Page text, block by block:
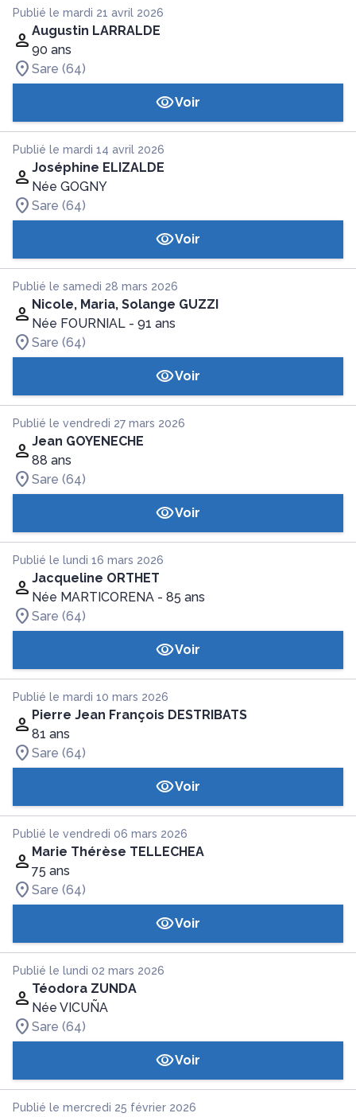
Publié le mardi 21 avril 2026
Augustin LARRALDE
90 ans
Sare (64)
Voir
Publié le mardi 14 avril 2026
Joséphine ELIZALDE
Née GOGNY
Sare (64)
Voir
Publié le samedi 28 mars 2026
Nicole, Maria, Solange GUZZI
Née FOURNIAL - 91 ans
Sare (64)
Voir
Publié le vendredi 27 mars 2026
Jean GOYENECHE
88 ans
Sare (64)
Voir
Publié le lundi 16 mars 2026
Jacqueline ORTHET
Née MARTICORENA - 85 ans
Sare (64)
Voir
Publié le mardi 10 mars 2026
Pierre Jean François DESTRIBATS
81 ans
Sare (64)
Voir
Publié le vendredi 06 mars 2026
Marie Thérèse TELLECHEA
75 ans
Sare (64)
Voir
Publié le lundi 02 mars 2026
Téodora ZUNDA
Née VICUÑA
Sare (64)
Voir
Publié le mercredi 25 février 2026